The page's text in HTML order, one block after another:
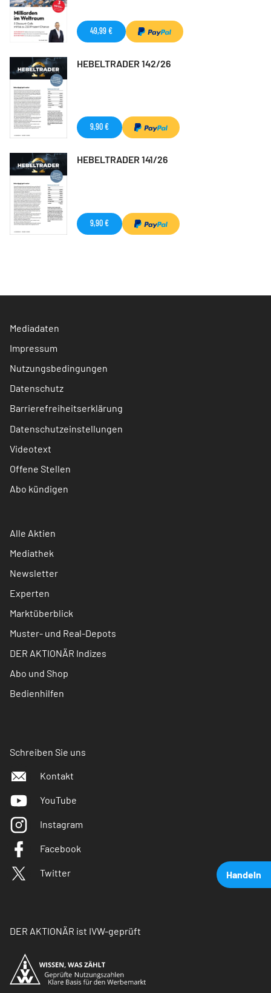
Handeln
49,99 €
HEBELTRADER 142/26
9,90 €
HEBELTRADER 141/26
9,90 €
Mediadaten
Impressum
Nutzungsbedingungen
Datenschutz
Barrierefreiheitserklärung
Datenschutzeinstellungen
Videotext
Offene Stellen
Abo kündigen
Alle Aktien
Mediathek
Newsletter
Experten
Marktüberblick
Muster- und Real-Depots
DER AKTIONÄR Indizes
Abo und Shop
Bedienhilfen
Schreiben Sie uns
Kontakt
YouTube
Instagram
Facebook
Twitter
DER AKTIONÄR ist IVW-geprüft